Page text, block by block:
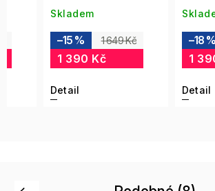
Skladem
1 649 Kč
–15 %
1 390 Kč
Detail
–18 %
1
Detail